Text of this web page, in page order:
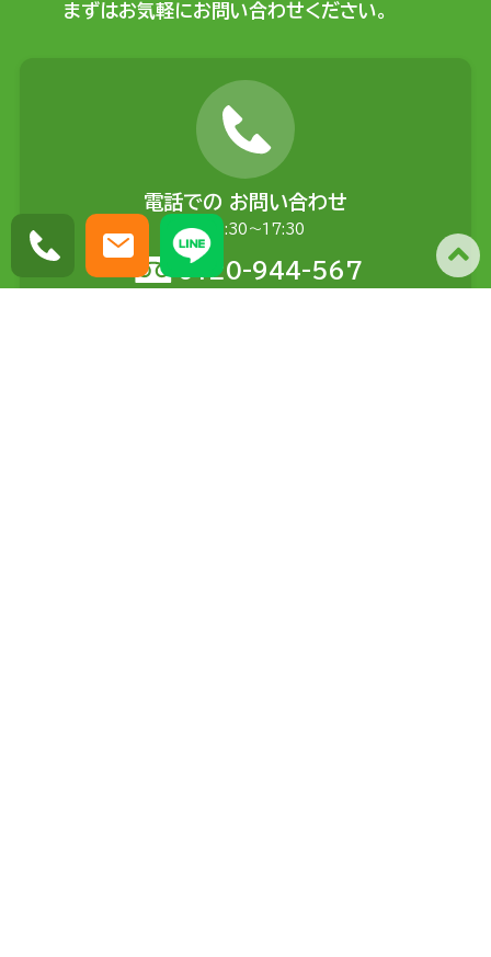
まずはお気軽にお問い合わせください。
電話での お問い合わせ
平日9:30〜17:30
0120-944-567